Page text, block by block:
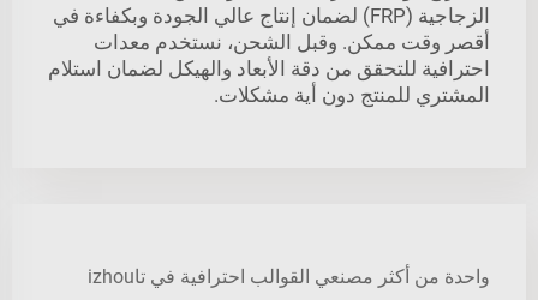
الزجاجية (FRP) لضمان إنتاج عالي الجودة وبكفاءة في
أقصر وقت ممكن. وقبل الشحن، نستخدم معدات
احترافية للتحقق من دقة الأبعاد والهيكل لضمان استلام
المشتري للمنتج دون أية مشكلات.
واحدة من أكثر مصنعي القوالب احترافية في تاizhou